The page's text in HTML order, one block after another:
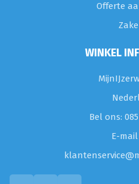
Offerte
WINKEL
Bel ons:
E-